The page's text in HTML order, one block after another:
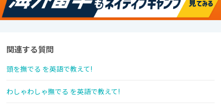
関連する質問
頭を撫でる を英語で教えて!
わしゃわしゃ撫でる を英語で教えて!